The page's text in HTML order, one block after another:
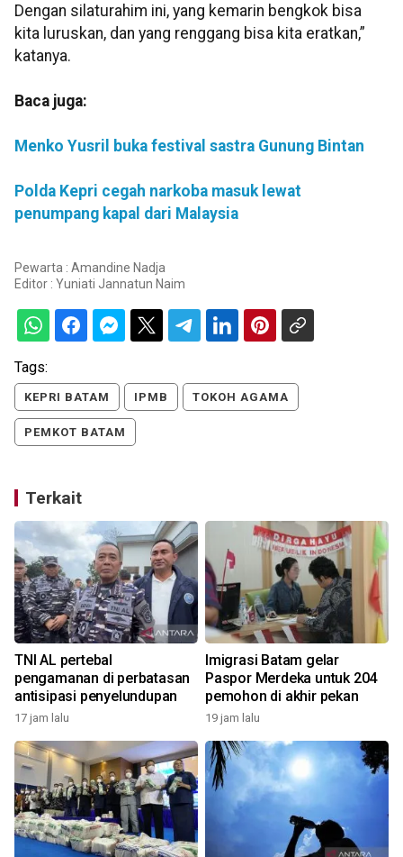
Dengan silaturahim ini, yang kemarin bengkok bisa
kita luruskan, dan yang renggang bisa kita eratkan,”
katanya.
Baca juga:
Menko Yusril buka festival sastra Gunung Bintan
Polda Kepri cegah narkoba masuk lewat
penumpang kapal dari Malaysia
Pewarta : Amandine Nadja
Editor : Yuniati Jannatun Naim
Tags:
KEPRI BATAM IPMB TOKOH AGAMA
PEMKOT BATAM
Terkait
TNI AL pertebal
pengamanan di perbatasan
antisipasi penyelundupan
17 jam lalu
Imigrasi Batam gelar
Paspor Merdeka untuk 204
pemohon di akhir pekan
19 jam lalu